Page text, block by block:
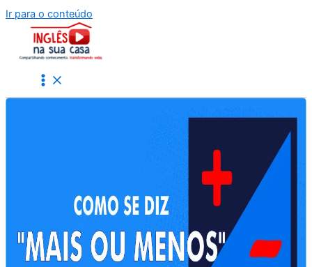
Ir para o conteúdo